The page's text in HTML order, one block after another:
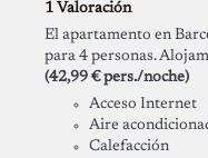
1 Valoración
El apartamento en
para 4 personas.
(42,99 € pers./noche)
Acceso Internet
Aire
Calefacción